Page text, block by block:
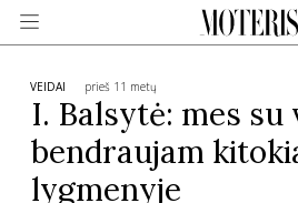
VEIDAI
VEIDAI prieš 11 metų
I. Balsytė: mes su
bendraujam
lygmenyje